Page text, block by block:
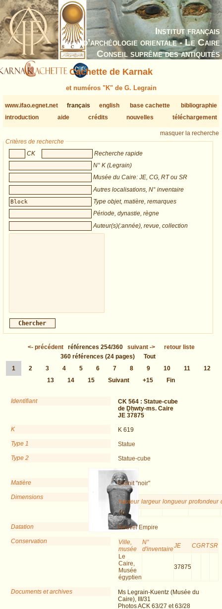
Institut français
d’archéologie orientale - Le Caire
Conseil suprême des antiquités
Cachette de Karnak
et numéros "K" de G. Legrain
www.ifao.egnet.net français english base cachette
bibliographie
introduction
aide crédits nouvelles téléchargement
masquer la recherche
Critères de recherche
CK
Recherche rapide
N° K (Legrain)
Musée du Caire: JE, CG, RT ou SR
Autres localisations, N° inventaire
Type objet, matière, remarques
Période, dynastie, règne
Auteur(s)(:année), revue, collection
<- précédent références 254/360 suivant->
retour liste
360 références (24 pages)
Tout
1
2 3 4 5 6 7 8 9 10 11
12
13
14 15 Suivant +15 Fin
Identifiant CK 564 : Statue-cube
de Ḏḥwty-ms. Caire
JE 37875
K
K 619
Type 1
Statue
Type 2
Statue-cube
Matière
Granit "noir"
Dimensions
hauteur largeur longueur profondeur
46
Datation
Nouvel Empire
Conservation
Ville,
musée
N°
d'inventaireJE CGRTSR
Le
Caire,
Musée
égyptien
37875
Documents et archives
Ms Legrain-Kuentz (Musée du
Caire), III/31
Photos ACK 63/27 et 63/28